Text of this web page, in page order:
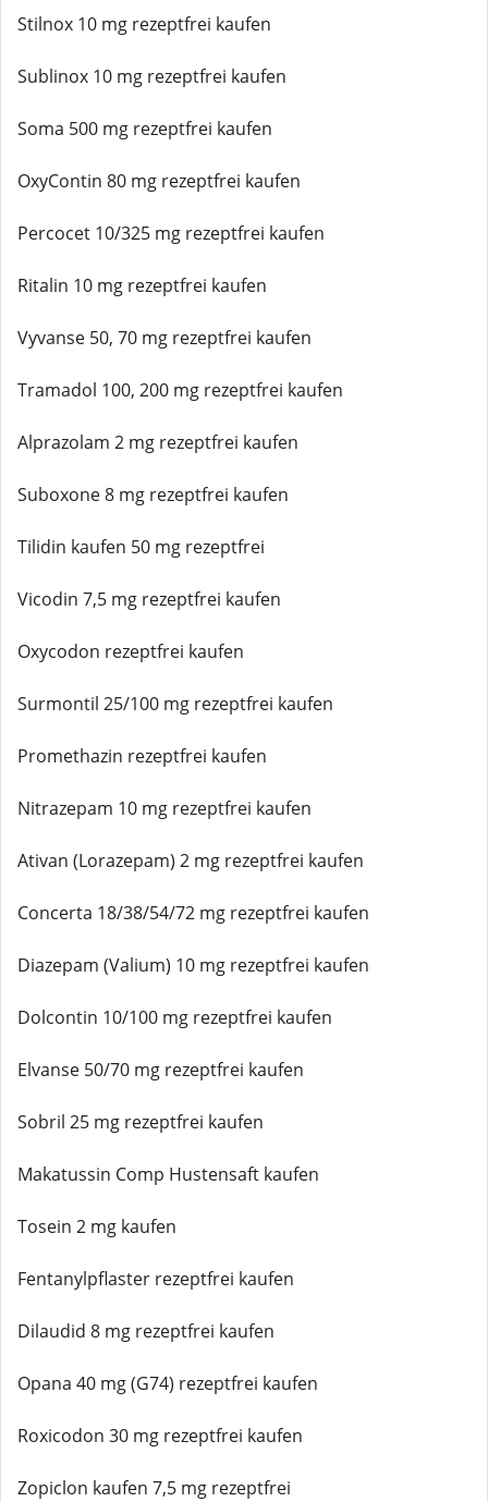
Stilnox 10 mg rezeptfrei kaufen
Sublinox 10 mg rezeptfrei kaufen
Soma 500 mg rezeptfrei kaufen
OxyContin 80 mg rezeptfrei kaufen
Percocet 10/325 mg rezeptfrei kaufen
Ritalin 10 mg rezeptfrei kaufen
Vyvanse 50, 70 mg rezeptfrei kaufen
Tramadol 100, 200 mg rezeptfrei kaufen
Alprazolam 2 mg rezeptfrei kaufen
Suboxone 8 mg rezeptfrei kaufen
Tilidin kaufen 50 mg rezeptfrei
Vicodin 7,5 mg rezeptfrei kaufen
Oxycodon rezeptfrei kaufen
Surmontil 25/100 mg rezeptfrei kaufen
Promethazin rezeptfrei kaufen
Nitrazepam 10 mg rezeptfrei kaufen
Ativan (Lorazepam) 2 mg rezeptfrei kaufen
Concerta 18/38/54/72 mg rezeptfrei kaufen
Diazepam (Valium) 10 mg rezeptfrei kaufen
Dolcontin 10/100 mg rezeptfrei kaufen
Elvanse 50/70 mg rezeptfrei kaufen
Sobril 25 mg rezeptfrei kaufen
Makatussin Comp Hustensaft kaufen
Tosein 2 mg kaufen
Fentanylpflaster rezeptfrei kaufen
Dilaudid 8 mg rezeptfrei kaufen
Opana 40 mg (G74) rezeptfrei kaufen
Roxicodon 30 mg rezeptfrei kaufen
Zopiclon kaufen 7,5 mg rezeptfrei